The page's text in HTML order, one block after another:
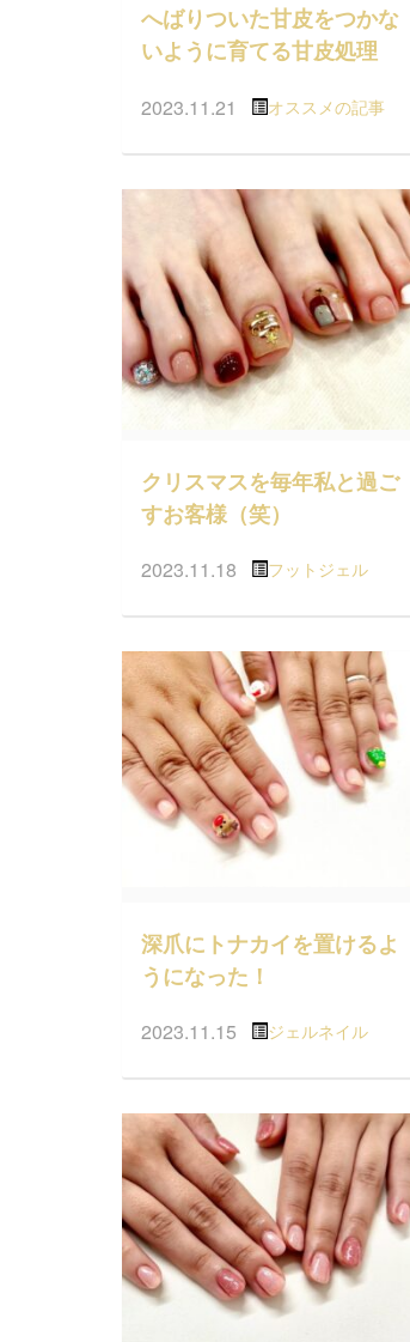
へばりついた甘皮をつかな
いように育てる甘皮処理
2023.11.21 オススメの記事
クリスマスを毎年私と過ご
すお客様（笑）
2023.11.18 フットジェル
深爪にトナカイを置けるよ
うになった！
2023.11.15 ジェルネイル